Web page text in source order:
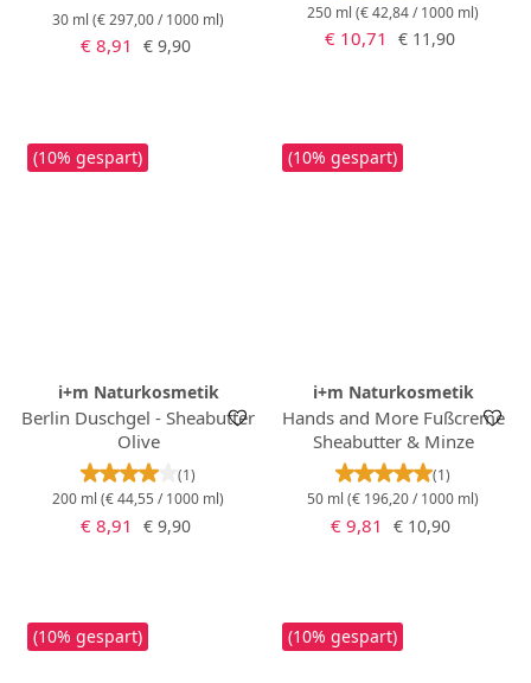
30 ml (€ 297,00 / 1000 ml)
Verkaufspreis:
€ 8,91 Regulärer Preis:
€ 9,90
250 ml (€ 42,84 / 1000 ml)
Verkaufspreis:
€ 10,71 Regulärer Preis:
€ 11,90
(10% gespart)
i+m Naturkosmetik
Berlin Duschgel - Sheabutter
Olive
Durchschnittliche Bewertung von 4 von 5
(1)
200 ml (€ 44,55 / 1000 ml)
Verkaufspreis:
€ 8,91 Regulärer Preis:
€ 9,90
(10% gespart)
i+m Naturkosmetik
Hands and More Fußcreme
Sheabutter & Minze
(1)
50 ml (€ 196,20 / 1000 ml)
Verkaufspreis:
€ 9,81 Regulärer Preis:
€ 10,90
(10% gespart) (10% gespart)